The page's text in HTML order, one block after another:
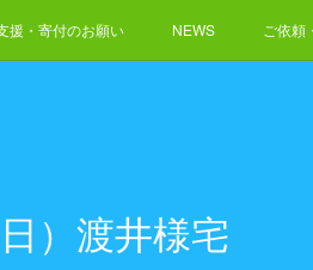
援・寄付のお願い NEWS ご依頼
）渡井様宅